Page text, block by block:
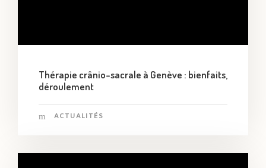
Thérapie crânio-sacrale à Genève : bienfaits,
déroulement
ACTUALITÉS